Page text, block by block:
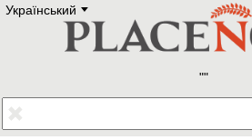
Український E
Deutsch
Francais
Polski